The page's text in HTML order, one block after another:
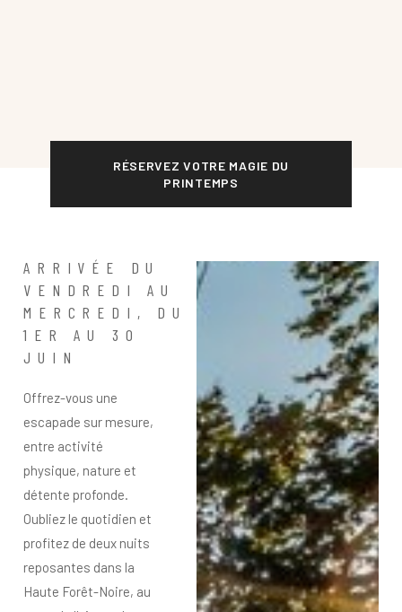
RÉSERVEZ VOTRE MAGIE DU
PRINTEMPS
ARRIVÉE DU
VENDREDI AU
MERCREDI, DU
1ER AU 30
JUIN
Offrez-vous une
escapade sur mesure,
entre activité
physique, nature et
détente profonde.
Oubliez le quotidien et
profitez de deux nuits
reposantes dans la
Haute Forêt-Noire, au